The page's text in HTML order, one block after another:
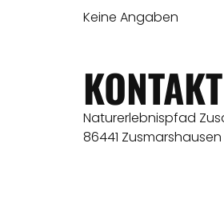
Keine Angaben
Naturerlebnispfad
86441 Zusmarshausen